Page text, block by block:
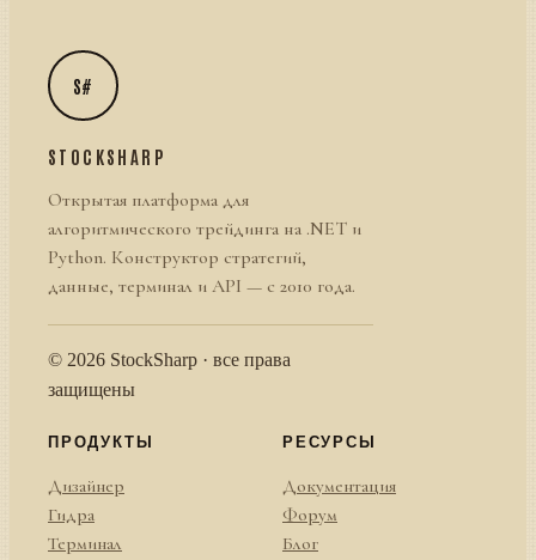
S#
STOCKSHARP
Открытая платформа для
алгоритмического трейдинга на .NET и
Python. Конструктор стратегий,
данные, терминал и API — с 2010 года.
© 2026 StockSharp · все права
защищены
ПРОДУКТЫ
Дизайнер
Гидра
Терминал
РЕСУРСЫ
Документация
Форум
Блог